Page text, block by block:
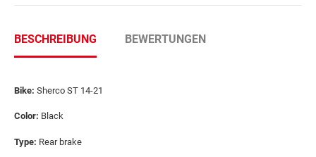
BESCHREIBUNG BEWERTUNGEN
Bike: Sherco ST 14-21
Color: Black
Type: Rear brake